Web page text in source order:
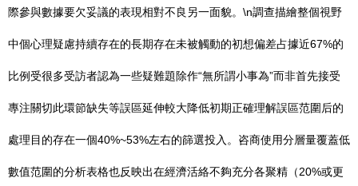
際參與數據要欠妥議的表現相對不良另一面貌。\n調查描繪整個視野
中個心理疑慮持續存在的長期存在未被觸動的初想偏差占據近67%的
比例受很多受訪者認為一些疑難題除作“無所謂小事為”而非首先接受
專注關切此環節缺失等誤區延伸較大降低初期正確理解誤區范圍后的
處理目的存在一個40%~53%左右的篩選投入。咨商使用分層量覆蓋低
數值范圍的分析表格也反映出在經濟活絡不夠充分各聚精（20%或更